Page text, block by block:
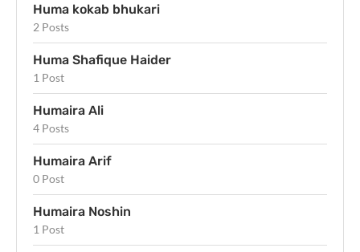
Huma kokab bhukari
2 Posts
Huma Shafique Haider
1 Post
Humaira Ali
4 Posts
Humaira Arif
0 Post
Humaira Noshin
1 Post